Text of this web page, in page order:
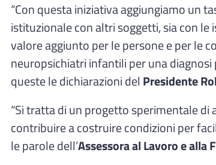
“Con questa iniziativa aggiungiamo un
istituzionale con altri soggetti, sia con
valore aggiunto per le persone e per le
neuropsichiatri infantili per una
queste le dichiarazioni del Presidente
“Si tratta di un progetto sperimentale
contribuire a costruire condizioni per
le parole dell’Assessora al Lavoro e alla